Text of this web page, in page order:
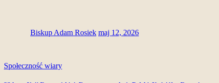
Biskup Adam Rosiek maj 12, 2026
Społeczność wiary